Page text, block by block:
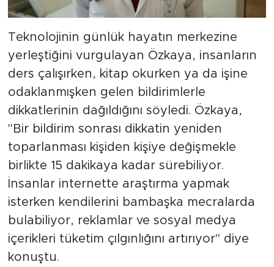
Teknolojinin günlük hayatın merkezine
yerleştiğini vurgulayan Özkaya, insanların
ders çalışırken, kitap okurken ya da işine
odaklanmışken gelen bildirimlerle
dikkatlerinin dağıldığını söyledi. Özkaya,
"Bir bildirim sonrası dikkatin yeniden
toparlanması kişiden kişiye değişmekle
birlikte 15 dakikaya kadar sürebiliyor.
İnsanlar internette araştırma yapmak
isterken kendilerini bambaşka mecralarda
bulabiliyor, reklamlar ve sosyal medya
içerikleri tüketim çılgınlığını artırıyor" diye
konuştu.